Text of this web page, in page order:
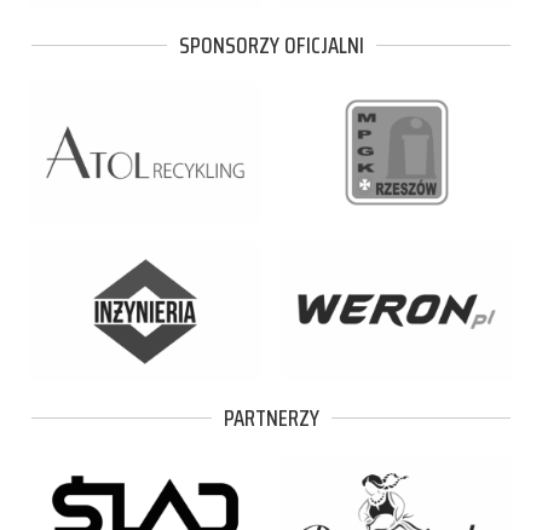
SPONSORZY OFICJALNI
PARTNERZY